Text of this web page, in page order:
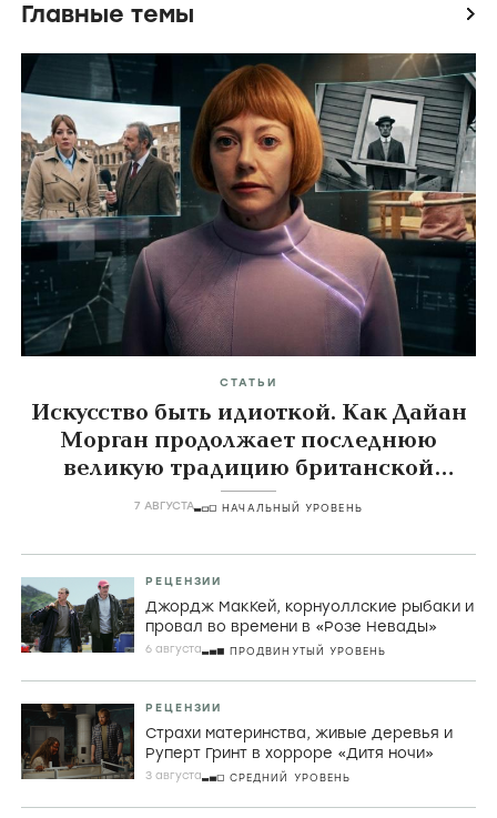
Главные темы icon
СТАТЬИ
Искусство быть идиоткой. Как Дайан
Морган продолжает последнюю
великую традицию британской
комедии
7 АВГУСТА НАЧАЛЬНЫЙ УРОВЕНЬ
РЕЦЕНЗИИ
Джордж МакКей, корнуоллские рыбаки и
провал во времени в «Розе Невады»
6 августа ПРОДВИНУТЫЙ УРОВЕНЬ
РЕЦЕНЗИИ
Страхи материнства, живые деревья и
Руперт Гринт в хорроре «Дитя ночи»
3 августа СРЕДНИЙ УРОВЕНЬ